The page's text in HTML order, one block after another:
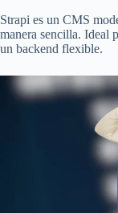
Strapi es un CMS
manera sencilla. Ideal
un backend flexible.